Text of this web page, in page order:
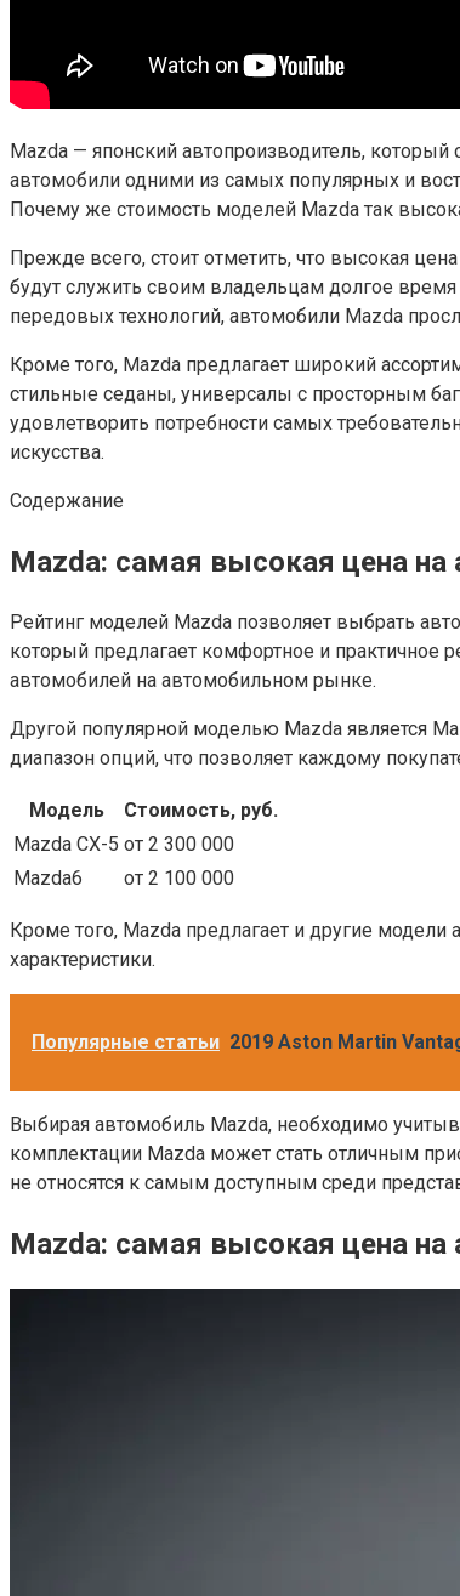
Mazda — японский автопроизводитель,
автомобили одними из самых популярных и
Почему же стоимость моделей Mazda так
Прежде всего, стоит отметить, что высокая
будут служить своим владельцам долгое
передовых технологий, автомобили Mazda
Кроме того, Mazda предлагает широкий
стильные седаны, универсалы с просторным
удовлетворить потребности самых
искусства.
Содержание
Mazda: самая высокая цена
Рейтинг моделей Mazda позволяет выбрать
который предлагает комфортное и практичное
автомобилей на автомобильном рынке.
Другой популярной моделью Mazda является
диапазон опций, что позволяет каждому
Модель
Стоимость, руб.
Mazda CX-5 от 2 300 000
Mazda6
от 2 100 000
Кроме того, Mazda предлагает и другие
характеристики.
Популярные статьи 2019 Aston Martin
Выбирая автомобиль Mazda, необходимо
комплектации Mazda может стать отличным
не относятся к самым доступным среди
Mazda: самая высокая цена